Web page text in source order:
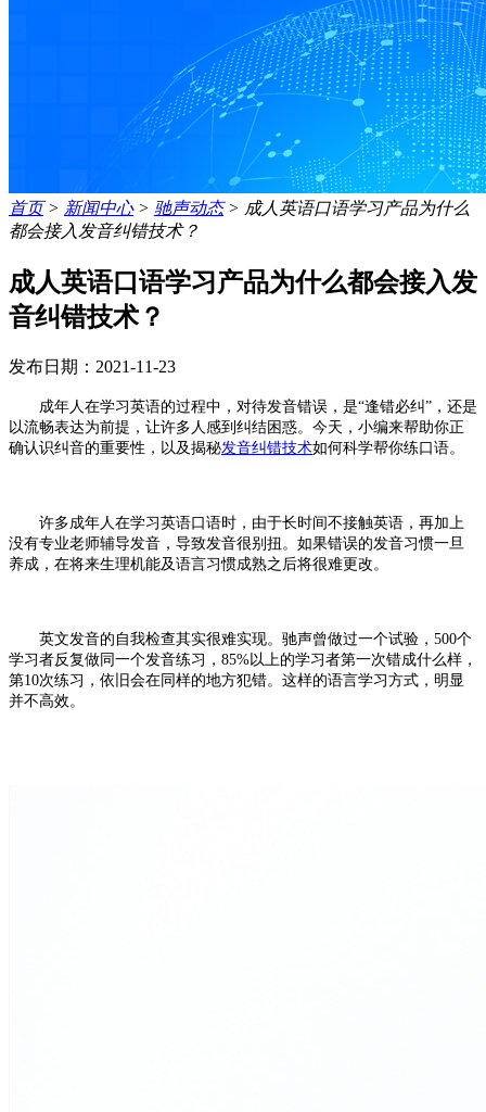
首页> 新闻中心> 驰声动态> 成人英语口语学习产品为什么
都会接入发音纠错技术？
成人英语口语学习产品为什么都会接入发
音纠错技术？
发布日期：2021-11-23
成年人在学习英语的过程中，对待发音错误 ， 是“逢错必纠”，还是
以流畅表达为前提，让许多 人感到纠结困惑。 今天，小编来帮助你正
确认识纠音的重要性，以及揭秘发音纠错技术如何科学帮你练口语。
许多成年人在学习英语口语时，由于长时间不接触英语，再加上
没有专业老师辅导发音，导致发音很别扭。 如果错误的发音习惯一旦
养成，在将来生理机能及语言习惯成熟之后将很难更改。
英文发音的自我检查其实很难实现。驰声曾做过一个试验， 500个
学习者反复做同一个发音练习，85%以上的学习者第一次错成什么样，
第10次练习，依旧会在同样的地方犯错。这样的语言学习方式，明显
并不高效。